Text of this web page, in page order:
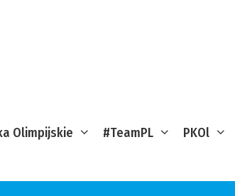
Olimpijskie #TeamPL PKOl